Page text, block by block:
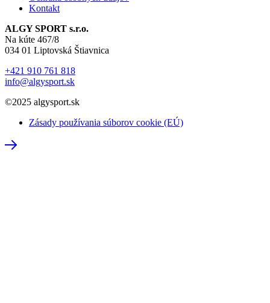
Kontakt
ALGY SPORT s.r.o.
Na kúte 467/8
034 01 Liptovská Štiavnica
+421 910 761 818
info@algysport.sk
©2025 algysport.sk
Zásady používania súborov cookie (EÚ)